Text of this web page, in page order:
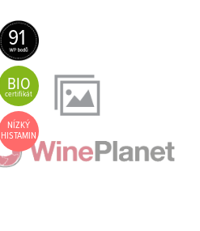
91
BIO
certifikát
NÍZKÝ
HISTAMIN